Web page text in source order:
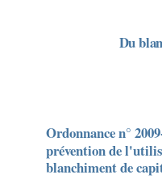
Du
Ordonnance n°
prévention de
blanchiment de